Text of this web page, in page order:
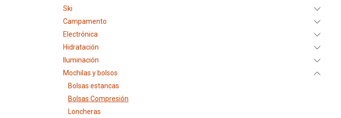
Ski
Campamento
Electrónica
Hidratación
Iluminación
Mochilas y bolsos
Bolsas estancas
Bolsas Compresión
Loncheras